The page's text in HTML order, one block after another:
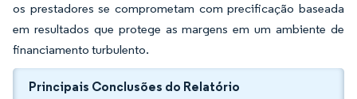
os prestadores se comprometam com precificação baseada
em resultados que protege as margens em um ambiente de
financiamento turbulento.
Principais Conclusões do Relatório